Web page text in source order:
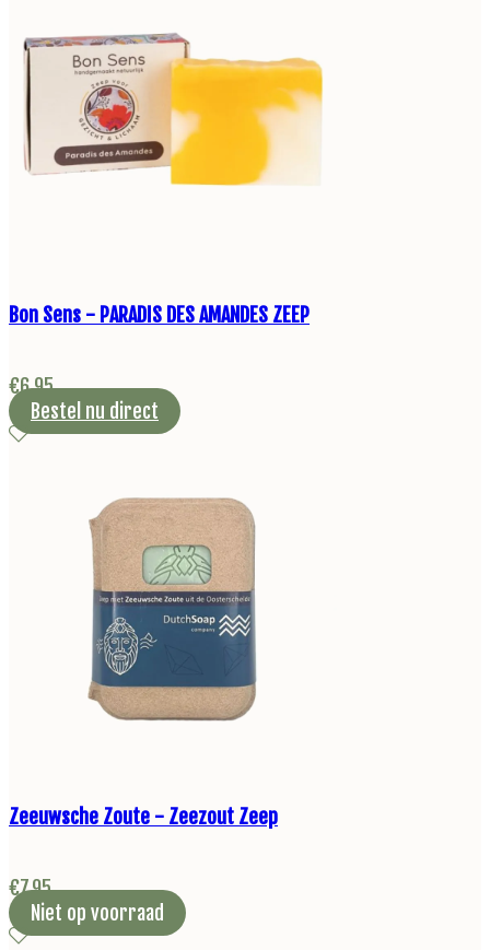
Bon Sens - PARADIS DES AMANDES ZEEP
€6,95
Bestel nu direct
Zeeuwsche Zoute - Zeezout Zeep
€7,95
Niet op voorraad